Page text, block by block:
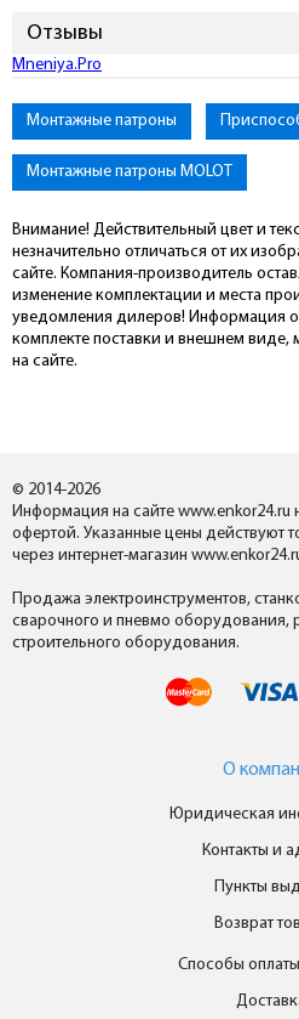
Отзывы
Mneniya.Pro
Монтажные патроны
Монтажные патроны MOLOT
Внимание! Действительный цвет и
незначительно отличаться от их
сайте. Компания-производитель
изменение комплектации и места
уведомления дилеров! Информация о
комплекте поставки и внешнем виде,
на сайте.
© 2014-2026
Информация на сайте www.enkor24.ru
офертой. Указанные цены действуют
через интернет-магазин
Продажа электроинструментов,
сварочного и пневмо оборудования,
строительного оборудования.
О
Юридическая
Контакты и
Пункты
Возврат
Способы оплаты